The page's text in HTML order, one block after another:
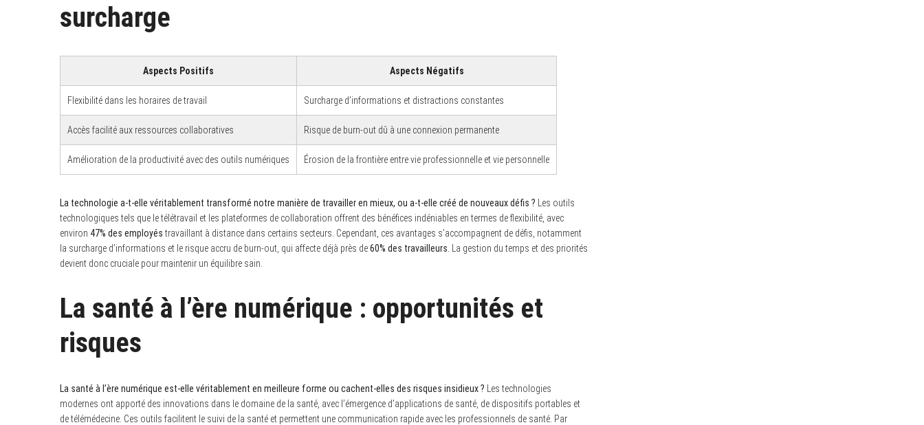
surcharge
Aspects Positifs Aspects Négatifs
Flexibilité dans les horaires de travail Surcharge d’informations et distractions constantes
Accès facilité aux ressources collaboratives Risque de burn-out dû à une connexion permanente
Amélioration de la productivité avec des outils numériques Érosion de la frontière entre vie professionnelle et vie personnelle
La technologie a-t-elle véritablement transformé notre manière de travailler en mieux, ou a-t-elle créé de nouveaux défis ? Les outils
technologiques tels que le télétravail et les plateformes de collaboration offrent des bénéfices indéniables en termes de flexibilité, avec
environ 47% des employés travaillant à distance dans certains secteurs. Cependant, ces avantages s’accompagnent de défis, notamment
la surcharge d’informations et le risque accru de burn-out, qui affecte déjà près de60% des travailleurs . La gestion du temps et des priorités
devient donc cruciale pour maintenir un équilibre sain.
La santé à l’ère numérique : opportunités et
risques
La santé à l’ère numérique est-elle véritablement en meilleure forme ou cachent-elles des risques insidieux ? Les technologies
modernes ont apporté des innovations dans le domaine de la santé, avec l’émergence d’applications de santé, de dispositifs portables et
de télémédecine. Ces outils facilitent le suivi de la santé et permettent une communication rapide avec les professionnels de santé. Par
h
: